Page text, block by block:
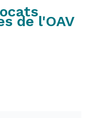
de l'OAV